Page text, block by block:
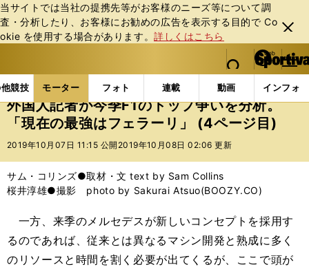
当サイトでは当社の提携先等がお客様のニーズ等について調
査・分析したり、お客様にお勧めの広告を表⽰する⽬的で Co
okie を使⽤する場合があります。詳しくはこちら
閉じ
る
web Sportiva (webスポルティーバ)
検索
マイペ
ー
ジ
メニュ
競技 モーター フォト 連載 動画 インフォ
b
ス
ポ
ル
バ
モーターの記事一覧 モーター F1 外国人記者が
外国人記者が今季F1のトップ争いを分析。
「現在の最強はフェラーリ」 (4ページ目)
2019年10月07日 11:15 公開 2019年10月08日 02:06 更新
サム・コリンズ●取材・文 text by Sam Collins
桜井淳雄●撮影 photo by Sakurai Atsuo(BOOZY.CO)
一方、来季のメルセデスが新しいコンセプトを採用す
るのであれば、従来とは異なるマシン開発と熟成に多く
のリソースと時間を割く必要が出てくるが、ここで頭が